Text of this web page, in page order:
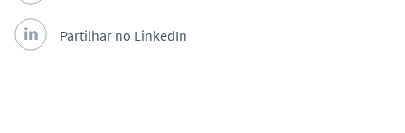
Partilhar no LinkedIn